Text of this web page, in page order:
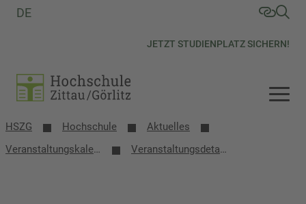
JETZT STUDIENPLATZ SICHERN!
DE
HSZG Hochschule
Aktuelles
Veranstaltungs­kalender
Veranstaltungsdetails